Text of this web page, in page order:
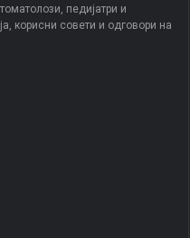
педијатри и
корисни совети и одговори на